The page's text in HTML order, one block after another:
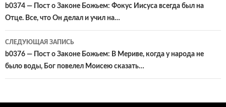
по
записям
b0374 — Пост о Законе Божьем: Фокус Иисуса всегда был на
Отце. Все, что Он делал и учил на…
СЛЕДУЮЩАЯ ЗАПИСЬ
b0376 — Пост о Законе Божьем: В Мериве, когда у народа не
было воды, Бог повелел Моисею сказать…